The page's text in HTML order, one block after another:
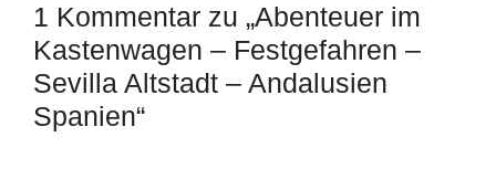
1 Kommentar zu „Abenteuer im
Kastenwagen – Festgefahren –
Sevilla Altstadt – Andalusien
Spanien“